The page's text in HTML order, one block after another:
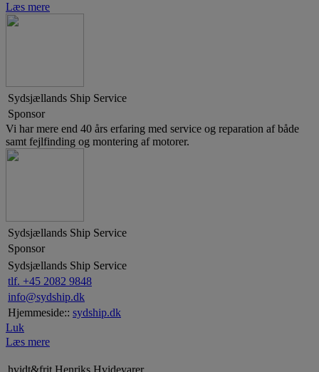
Læs mere
Sydsjællands Ship Service
Sponsor
Vi har mere end 40 års erfaring med service og reparation af både
samt fejlfinding og montering af motorer.
Sydsjællands Ship Service
Sponsor
Sydsjællands Ship Service
tlf. +45 2082 9848
info@sydship.dk
Hjemmeside:: sydship.dk
Luk
Læs mere